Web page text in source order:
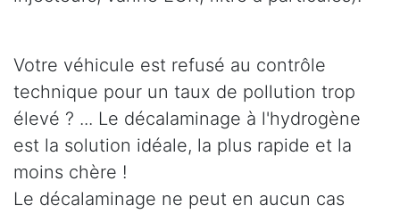
Votre véhicule est refusé au contrôle
technique pour un taux de pollution trop
élevé ? ... Le décalaminage à l'hydrogène
est la solution idéale, la plus rapide et la
moins chère !
Le décalaminage ne peut en aucun cas